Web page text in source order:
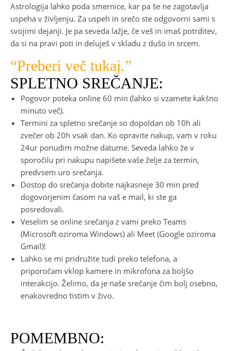
Astrologija lahko poda smernice, kar pa še ne zagotavlja
uspeha v življenju. Za uspeh in srečo ste odgovorni sami s
svojimi dejanji. Je pa seveda lažje, če veš in imaš potrditev,
da si na pravi poti in deluješ v skladu z dušo in srcem.
“Preberi več tukaj.”
SPLETNO SREČANJE:
Pogovor poteka online 60 min (lahko si vzamete kakšno
minuto več).
Termini za spletno srečanje so dopoldan ob 10h ali
zvečer ob 20h vsak dan. Ko opravite nakup, vam v roku
24ur ponudim možne datume. Seveda lahko že v
sporočilu pri nakupu napišete vaše želje za termin,
predvsem uro srečanja.
Dostop do srečanja dobite najkasneje 30 min pred
dogovorjenim časom na vaš e mail, ki ste ga
posredovali.
Veselim se online srečanja z vami preko Teams
(Microsoft oziroma Windows) ali Meet (Google oziroma
Gmail)!
Lahko se mi pridružite tudi preko telefona, a
priporočam vklop kamere in mikrofona za boljšo
interakcijo. Želimo, da je naše srečanje čim bolj osebno,
enakovredno tistim v živo.
POMEMBNO: